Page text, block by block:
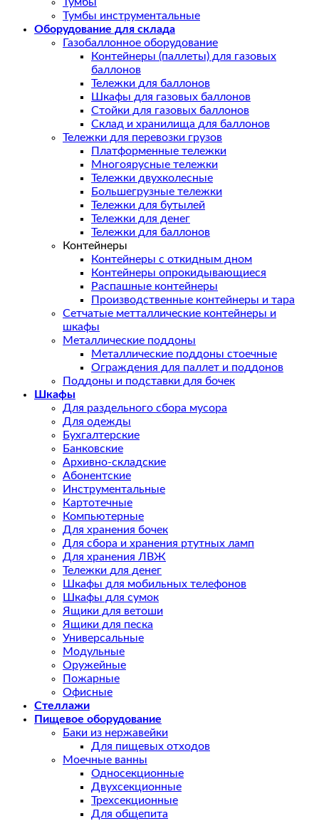
Тумбы
Тумбы инструментальные
Оборудование для склада
Газобаллонное оборудование
Контейнеры (паллеты) для газовых
баллонов
Тележки для баллонов
Шкафы для газовых баллонов
Стойки для газовых баллонов
Склад и хранилища для баллонов
Тележки для перевозки грузов
Платформенные тележки
Многоярусные тележки
Тележки двухколесные
Большегрузные тележки
Тележки для бутылей
Тележки для денег
Тележки для баллонов
Контейнеры
Контейнеры с откидным дном
Контейнеры опрокидывающиеся
Распашные контейнеры
Производственные контейнеры и тара
Сетчатые метталлические контейнеры и
шкафы
Металлические поддоны
Металлические поддоны стоечные
Ограждения для паллет и поддонов
Поддоны и подставки для бочек
Шкафы
Для раздельного сбора мусора
Для одежды
Бухгалтерские
Банковские
Архивно-складские
Абонентские
Инструментальные
Картотечные
Компьютерные
Для хранения бочек
Для сбора и хранения ртутных ламп
Для хранения ЛВЖ
Тележки для денег
Шкафы для мобильных телефонов
Шкафы для сумок
Ящики для ветоши
Ящики для песка
Универсальные
Модульные
Оружейные
Пожарные
Офисные
Стеллажи
Пищевое оборудование
Баки из нержавейки
Для пищевых отходов
Моечные ванны
Односекционные
Двухсекционные
Трехсекционные
Для общепита